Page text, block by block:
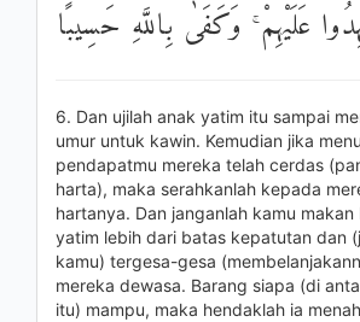
عَلَيْهِمْ ۚ وَكَفَىٰ بِاللَّهِ حَسِيبًا
6. Dan ujilah anak yatim itu sampai
umur untuk kawin. Kemudian jika
pendapatmu mereka telah cerdas
harta), maka serahkanlah kepada
hartanya. Dan janganlah kamu makan
yatim lebih dari batas kepatutan dan
kamu) tergesa-gesa
mereka dewasa. Barang siapa (di
itu) mampu, maka hendaklah ia